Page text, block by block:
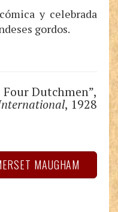
y celebrada
gordos.
Four Dutchmen”,
, 1928
MAUGHAM